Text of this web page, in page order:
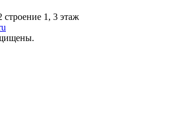
строение 1, 3 этаж